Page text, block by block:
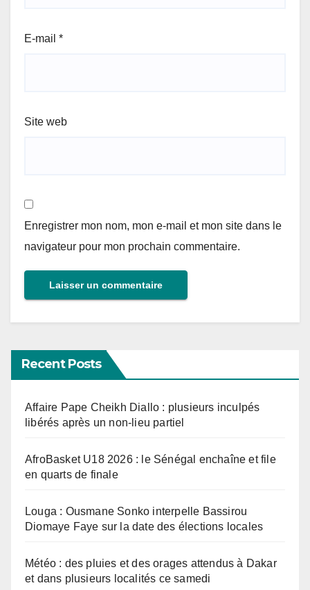
E-mail *
Site web
Enregistrer mon nom, mon e-mail et mon site dans le
navigateur pour mon prochain commentaire.
Recent Posts
Affaire Pape Cheikh Diallo : plusieurs inculpés
libérés après un non-lieu partiel
AfroBasket U18 2026 : le Sénégal enchaîne et file
en quarts de finale
Louga : Ousmane Sonko interpelle Bassirou
Diomaye Faye sur la date des élections locales
Météo : des pluies et des orages attendus à Dakar
et dans plusieurs localités ce samedi